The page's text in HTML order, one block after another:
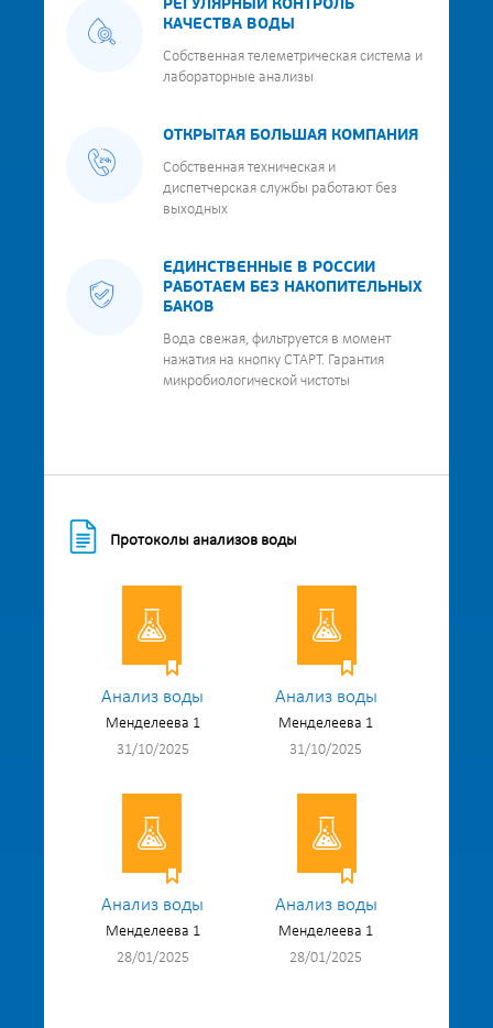
РЕГУЛЯРНЫЙ КОНТРОЛЬ
КАЧЕСТВА ВОДЫ
Собственная телеметрическая система и
лабораторные анализы
ОТКРЫТАЯ БОЛЬШАЯ КОМПАНИЯ
Собственная техническая и
диспетчерская службы работают без
выходных
ЕДИНСТВЕННЫЕ В РОССИИ
РАБОТАЕМ БЕЗ НАКОПИТЕЛЬНЫХ
БАКОВ
Вода свежая, фильтруется в момент
нажатия на кнопку СТАРТ. Гарантия
микробиологической чистоты
Протоколы анализов воды
Анализ воды
Менделеева 1
31/10/2025
Анализ воды
Менделеева 1
31/10/2025
Анализ воды
Менделеева 1
28/01/2025
Анализ воды
Менделеева 1
28/01/2025